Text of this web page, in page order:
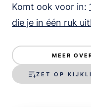
Komt ook voor in:
die je in één ruk
MEER
ZET OP